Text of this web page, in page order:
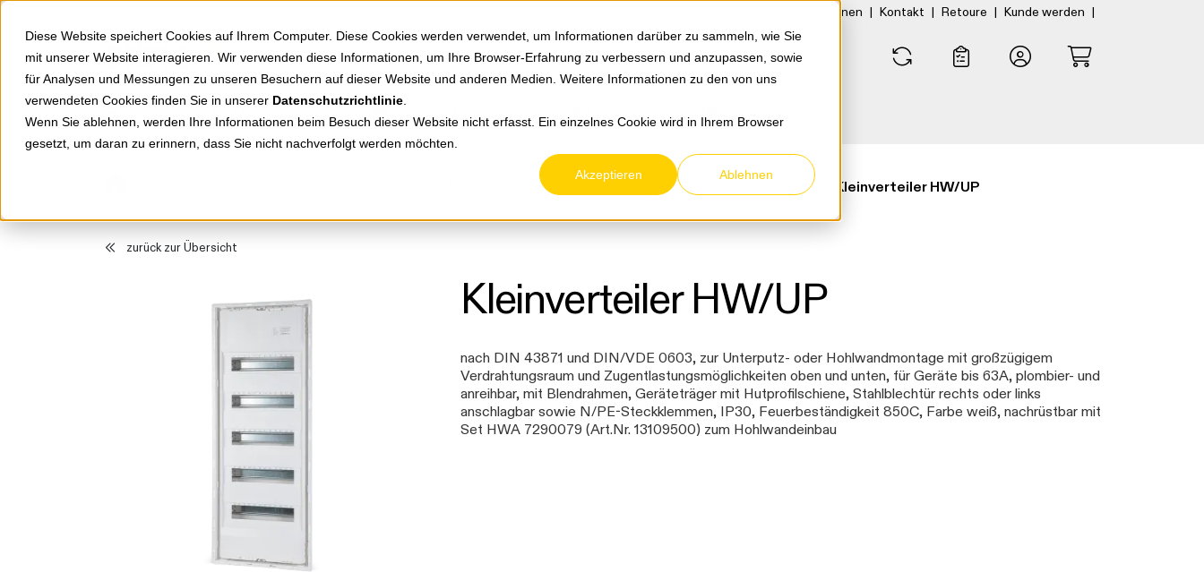
Diese Website speichert Cookies auf Ihrem Computer. Diese Cookies werden verwendet, um Informationen darüber zu sammeln, wie Sie
mit unserer Website interagieren. Wir verwenden diese Informationen, um Ihre Browser-Erfahrung zu verbessern und anzupassen, sowie
für Analysen und Messungen zu unseren Besuchern auf dieser Website und anderen Medien. Weitere Informationen zu den von uns
verwendeten Cookies finden Sie in unserer Datenschutzrichtlinie
Wenn Sie ablehnen, werden Ihre Informationen beim Besuch dieser Website nicht erfasst. Ein einzelnes Cookie wird in Ihrem Browser
gesetzt, um daran zu erinnern, dass Sie nicht nachverfolgt werden möchten.
Akzeptieren Ablehnen
Springe zu Hauptinhalt Ihre Ansprechpartner:innen | Kontakt | Retoure | Kunde werden |
Markenwelten Service & Retouren Karriere Über eltric
Unterputz/Hohlwand Kleinverteiler Kleinverteiler HW/UP
zurück zur Übersicht
Kleinverteiler HW/UP
nach DIN 43871 und DIN/VDE 0603, zur Unterputz- oder Hohlwandmontage mit großzügigem
Verdrahtungsraum und Zugentlastungsmöglichkeiten oben und unten, für Geräte bis 63A, plombier- und
anreihbar, mit Blendrahmen, Geräteträger mit Hutprofilschiene, Stahlblechtür rechts oder links
anschlagbar sowie N/PE-Steckklemmen, IP30, Feuerbeständigkeit 850C, Farbe weiß, nachrüstbar mit
Set HWA 7290079 (Art.Nr. 13109500) zum Hohlwandeinbau